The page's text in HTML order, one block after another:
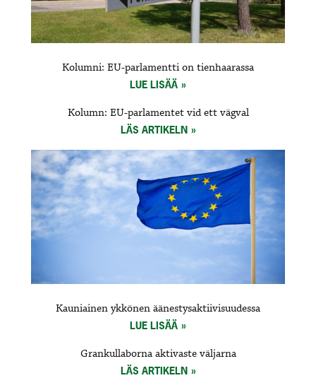
Kolumni: EU-parlamentti on tienhaarassa
LUE LISÄÄ
Kolumn: EU-parlamentet vid ett vägval
LÄS ARTIKELN
Kauniainen ykkönen äänestysaktiivisuudessa
LUE LISÄÄ
Grankullaborna aktivaste väljarna
LÄS ARTIKELN